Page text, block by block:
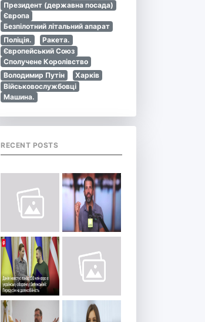
Президент (державна посада)
Європа
Безпілотний літальний апарат
Поліція.
Ракета.
Європейський Союз
Сполучене Королівство
Володимир Путін
Харків
Військовослужбовці
Машина.
RECENT POSTS